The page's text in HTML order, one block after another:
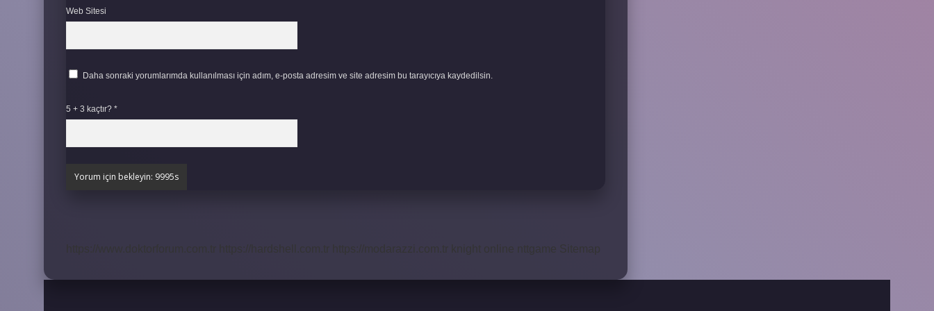
Web Sitesi
Daha sonraki yorumlarımda kullanılması için adım, e-posta adresim ve site adresim bu tarayıcıya kaydedilsin.
5 + 3 kaçtır? *
https://hardshell.com.tr https://modarazzi.com.tr knight online nttgame Sitemap